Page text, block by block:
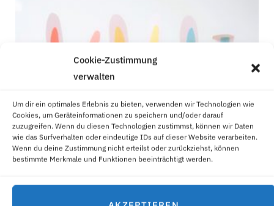
Cookie-Zustimmung
verwalten
Um dir ein optimales Erlebnis zu bieten, verwenden wir Technologien wie
Cookies, um Geräteinformationen zu speichern und/oder darauf
zuzugreifen. Wenn du diesen Technologien zustimmst, können wir Daten
wie das Surfverhalten oder eindeutige IDs auf dieser Website verarbeiten.
Wenn du deine Zustimmung nicht erteilst oder zurückziehst, können
bestimmte Merkmale und Funktionen beeinträchtigt werden.